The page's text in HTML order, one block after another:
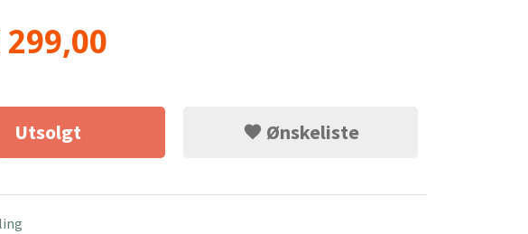
299,00
Utsolgt Ønskeliste